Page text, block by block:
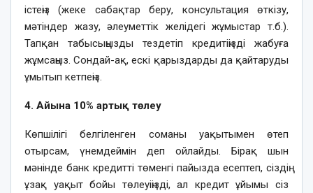
істеңіз (жеке сабақтар беру, консультация өткізу,
мәтіндер жазу, әлеуметтік желідегі жұмыстар т.б.).
Тапқан табысыңызды тездетіп кредитіңізді жабуға
жұмсаңыз. Сондай-ақ, ескі қарыздарды да қайтаруды
ұмытып кетпеңіз.
4. Айына 10% артық төлеу
Көпшілігі белгіленген соманы уақытымен өтеп
отырсам, үнемдеймін деп ойлайды. Бірақ шын
мәнінде банк кредитті төменгі пайызда есептеп, сіздің
ұзақ уақыт бойы төлеуіңізді, ал кредит ұйымы сіз